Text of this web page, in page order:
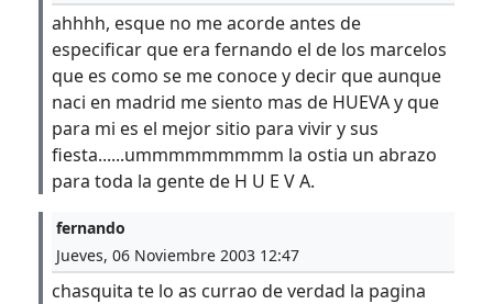
ahhhh, esque no me acorde antes de
especificar que era fernando el de los marcelos
que es como se me conoce y decir que aunque
naci en madrid me siento mas de HUEVA y que
para mi es el mejor sitio para vivir y sus
fiesta......ummmmmmmmm la ostia un abrazo
para toda la gente de H U E V A.
fernando
Jueves, 06 Noviembre 2003 12:47
chasquita te lo as currao de verdad la pagina